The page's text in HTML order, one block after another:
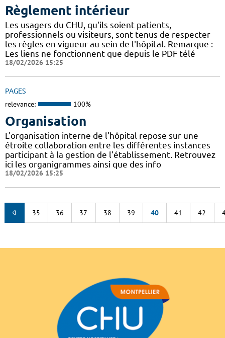
Règlement intérieur
Les usagers du CHU, qu'ils soient patients,
professionnels ou visiteurs, sont tenus de respecter
les règles en vigueur au sein de l'hôpital. Remarque :
Les liens ne fonctionnent que depuis le PDF télé
18/02/2026 15:25
PAGES
relevance: 100%
Organisation
L'organisation interne de l'hôpital repose sur une
étroite collaboration entre les différentes instances
participant à la gestion de l'établissement. Retrouvez
ici les organigrammes ainsi que des info
18/02/2026 15:25
35 36 37 38 39 40 41 42